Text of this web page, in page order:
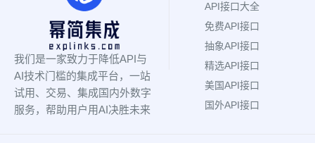
我们是一家致力于降低API与
AI技术门槛的集成平台，一站
试用、交易、集成国内外数字
服务，帮助用户用AI决胜未来
API接口大全
免费API接口
抽象API接口
精选API接口
美国API接口
国外API接口